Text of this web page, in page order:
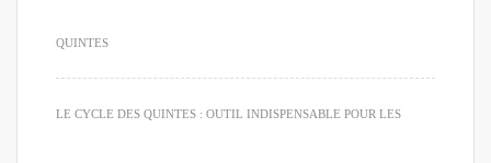
QUINTES
LE CYCLE DES QUINTES : OUTIL INDISPENSABLE POUR LES